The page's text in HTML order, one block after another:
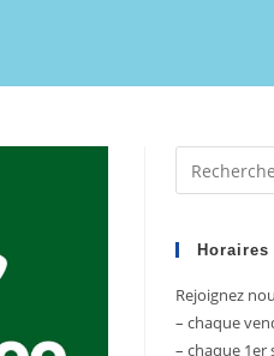
Horaires
Rejoignez
– chaque
– chaque 1er